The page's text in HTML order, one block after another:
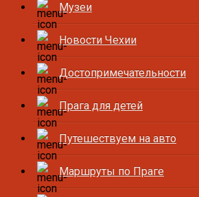
Музеи
Новости Чехии
Достопримечательности
Прага для детей
Путешествуем на авто
Маршруты по Праге